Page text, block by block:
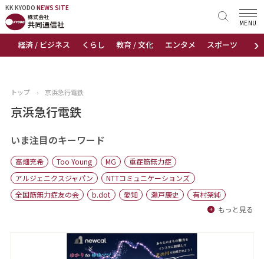
KK KYODO NEWS SITE
›
経済 / ビジネス くらし 教育 / 文化 エンタメ スポーツ 地域
MENU
KK KYODONEWS SITE
トップページ
ニュース
おすすめコンテンツ
出版物
会社概要
トップ › 京浜急行電鉄
京浜急行電鉄
いま注目のキーワード
高畑充希 Too Young MG
重症筋無力症
アルジェニクスジャパン
NTTコミュニケーションズ
全国筋無力症友の会
b.dot 愛知 瀬戸康史
有村架純
もっと見る